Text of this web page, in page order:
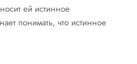
ей истинное
понимать, что истинное